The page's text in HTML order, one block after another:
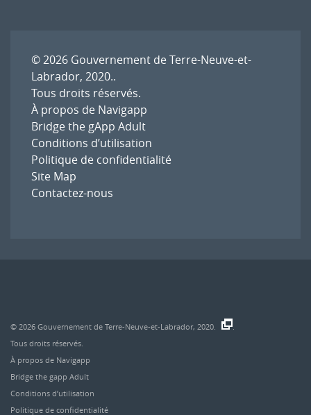
© 2026 Gouvernement de Terre-Neuve-et-
Labrador, 2020..
Tous droits réservés.
À propos de Navigapp
Bridge the gApp Adult
Conditions d’utilisation
Politique de confidentialité
Site Map
Contactez-nous
© 2026 Gouvernement de Terre-Neuve-et-Labrador, 2020.
Tous droits réservés.
À propos de Navigapp
Bridge the gapp Adult
Conditions d’utilisation
Politique de confidentialité